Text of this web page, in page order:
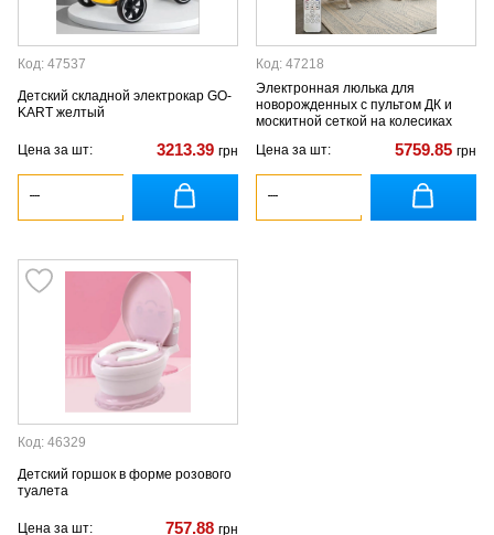
Код: 47537
Детский складной электрокар GO-
KART желтый
Цена за шт: 3213.39 грн
Код: 47218
Электронная люлька для
новорожденных с пультом ДК и
москитной сеткой на колесиках
Цена за шт:
5759.85 грн
Код: 46329
Детский горшок в форме розового
туалета
Цена за шт: 757.88 грн